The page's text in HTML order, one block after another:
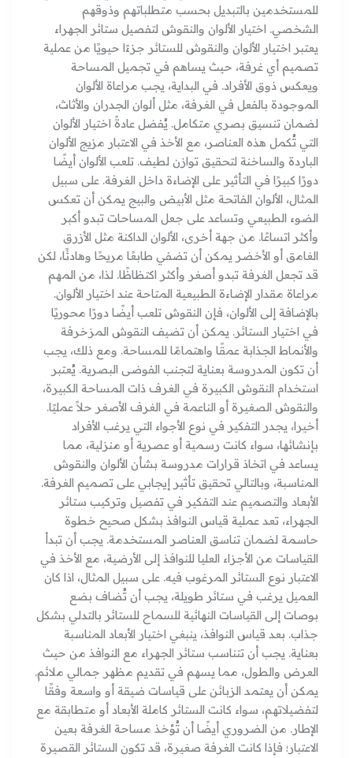
للمستخدمين بالتبديل بحسب متطلباتهم وذوقهم
الشخصي. اختيار الألوان والنقوش لتفصيل ستائر الجهراء
يعتبر اختيار الألوان والنقوش للستائر جزءًا حيويًا من عملية
تصميم أي غرفة، حيث يساهم في تجميل المساحة
ويعكس ذوق الأفراد. في البداية، يجب مراعاة الألوان
الموجودة بالفعل في الغرفة، مثل ألوان الجدران والأثاث،
لضمان تنسيق بصري متكامل. يُفضل عادةً اختيار الألوان
التي تُكمل هذه العناصر، مع الأخذ في الاعتبار مزيج الألوان
الباردة والساخنة لتحقيق توازن لطيف. تلعب الألوان أيضًا
دورًا كبيرًا في التأثير على الإضاءة داخل الغرفة. على سبيل
المثال، الألوان الفاتحة مثل الأبيض والبيج يمكن أن تعكس
الضوء الطبيعي وتساعد على جعل المساحات تبدو أكبر
وأكثر اتساعًا. من جهة أخرى، الألوان الداكنة مثل الأزرق
الغامق أو الأخضر يمكن أن تضفي طابعًا مريحًا وهادئًا، لكن
قد تجعل الغرفة تبدو أصغر وأكثر اكتظاظًا. لذا، من المهم
مراعاة مقدار الإضاءة الطبيعية المتاحة عند اختيار الألوان.
بالإضافة إلى الألوان، فإن النقوش تلعب أيضًا دورًا محوريًا
في اختيار الستائر. يمكن أن تضيف النقوش المزخرفة
والأنماط الجذابة عمقًا واهتمامًا للمساحة. ومع ذلك، يجب
أن تكون المدروسة بعناية لتجنب الفوضى البصرية. يُعتبر
استخدام النقوش الكبيرة في الغرف ذات المساحة الكبيرة،
والنقوش الصغيرة أو الناعمة في الغرف الأصغر حلاً عمليًا.
أخيرا، يجدر التفكير في نوع الأجواء التي يرغب الأفراد
بإنشائها، سواء كانت رسمية أو عصرية أو منزلية، مما
يساعد في اتخاذ قرارات مدروسة بشأن الألوان والنقوش
المناسبة، وبالتالي تحقيق تأثير إيجابي على تصميم الغرفة.
الأبعاد والتصميم عند التفكير في تفصيل وتركيب ستائر
الجهراء، تعد عملية قياس النوافذ بشكل صحيح خطوة
حاسمة لضمان تناسق العناصر المستخدمة. يجب أن تبدأ
القياسات من الأجزاء العليا للنوافذ إلى الأرضية، مع الأخذ في
الاعتبار نوع الستائر المرغوب فيه. على سبيل المثال، اذا كان
العميل يرغب في ستائر طويلة، يجب أن تُضاف بضع
بوصات إلى القياسات النهائية للسماح للستائر بالتدلي بشكل
جذاب. بعد قياس النوافذ، ينبغي اختيار الأبعاد المناسبة
بعناية. يجب أن تتناسب ستائر الجهراء مع النوافذ من حيث
العرض والطول، مما يسهم في تقديم مظهر جمالي ملائم.
يمكن أن يعتمد الزبائن على قياسات ضيقة أو واسعة وفقًا
لتفضيلاتهم، سواء كانت الستائر كاملة الأبعاد أو متطابقة مع
الإطار. من الضروري أيضًا أن تُؤخذ مساحة الغرفة بعين
الاعتبار؛ فإذا كانت الغرفة صغيرة، قد تكون الستائر القصيرة